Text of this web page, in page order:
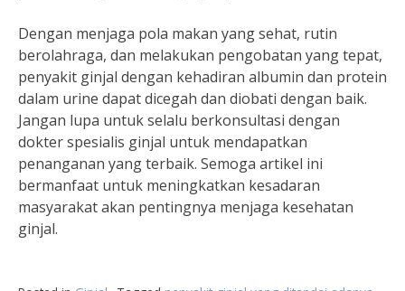
Dengan menjaga pola makan yang sehat, rutin
berolahraga, dan melakukan pengobatan yang tepat,
penyakit ginjal dengan kehadiran albumin dan protein
dalam urine dapat dicegah dan diobati dengan baik.
Jangan lupa untuk selalu berkonsultasi dengan
dokter spesialis ginjal untuk mendapatkan
penanganan yang terbaik. Semoga artikel ini
bermanfaat untuk meningkatkan kesadaran
masyarakat akan pentingnya menjaga kesehatan
ginjal.